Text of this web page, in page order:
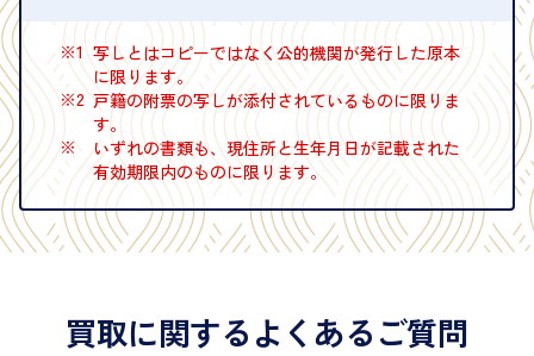
※1 写しとはコピーではなく公的機関が発行した原本
に限ります。
※2 戸籍の附票の写しが添付されているものに限りま
す。
※
いずれの書類も、現住所と生年月日が記載された
有効期限内のものに限ります。
買取に関するよくあるご質問